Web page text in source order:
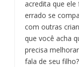
acredita que ele
errado se
com outras
que você acha
precisa
fala de seu